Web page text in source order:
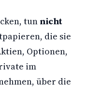
tunnicht
die sie
Optionen,
im
über die